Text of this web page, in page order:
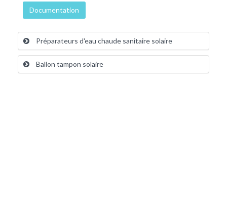
Documentation
Préparateurs d'eau chaude sanitaire solaire
Ballon tampon solaire